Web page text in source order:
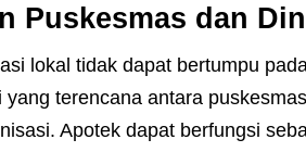
Puskesmas dan
lokal tidak dapat bertumpu
terencana antara
Apotek dapat berfungsi